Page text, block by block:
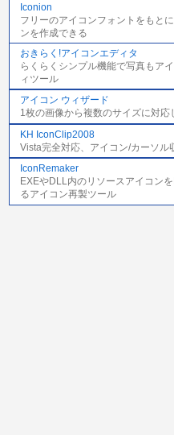
Iconion
フリーのアイコンフォントをもと
ンを作成できる
おきらく!アイコンエディタ
らくらくシンプル機能で写真もア
ィツール
アイコン ウィザード
1枚の画像から複数のサイズに対
KH IconClip2008
Vista完全対応、アイコン/カーソル
IconRemaker
EXEやDLL内のリソースアイコン
るアイコン再製ツール